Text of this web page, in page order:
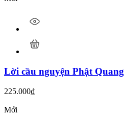
Lời cầu nguyện Phật Quang
225.000₫
Mới